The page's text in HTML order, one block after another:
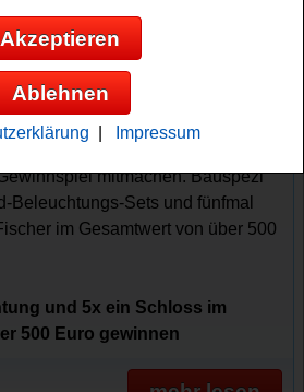
- Fahrrad
Schloss gewinnen
tolle Beleuchtung oder ein
mitmachen. Bauspezi
Beleuchtungs-Sets und fünfmal
im Gesamtwert von über 500
und 5x ein Schloss im
500 Euro gewinnen
Akzeptieren
Ablehnen
Impressum